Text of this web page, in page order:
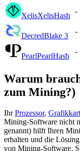
XelisXelisHash
-
DecredBlake 3
-
PearlPearlHash
-
Warum
zum Mining?)
IhrProzessor,
Mining-Software nicht
genannt) hilft Ihren
erhalten und die
von Mining-Software,